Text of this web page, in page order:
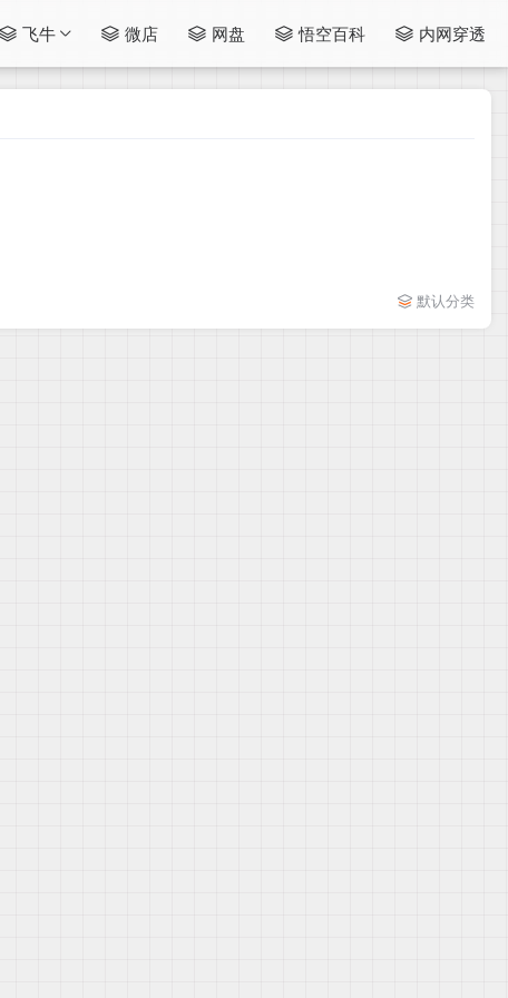
飞牛 微店 网盘 悟空百科 内网穿透
默认分类